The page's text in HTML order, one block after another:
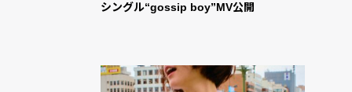
シングル“gossip boy”MV公開